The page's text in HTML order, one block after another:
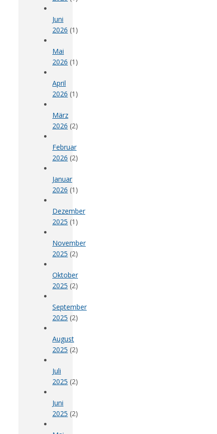
Juni
2026 (1)
Mai
2026 (1)
April
2026 (1)
März
2026 (2)
Februar
2026 (2)
Januar
2026 (1)
Dezember
2025 (1)
November
2025 (2)
Oktober
2025 (2)
September
2025 (2)
August
2025 (2)
Juli
2025 (2)
Juni
2025 (2)